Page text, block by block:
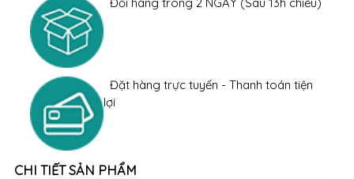
Đặt hàng trực tuyến - Thanh toán tiện
lợi
CHI TIẾT SẢN PHẨM